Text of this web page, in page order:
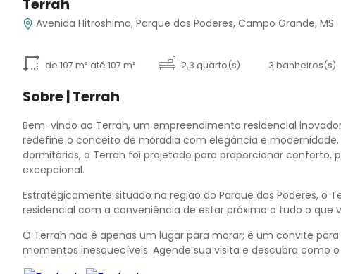
Terrah
Avenida Hitroshima, Parque dos Poderes, Campo Grande, MS
de 107 m² até 107 m² 2,3 quarto(s) 3 banheiros(s)
Sobre | Terrah
Bem-vindo ao Terrah, um empreendimento residencial
redefine o conceito de moradia com elegância e
dormitórios, o Terrah foi projetado para proporcionar conforto,
excepcional.
Estratégicamente situado na região do Parque dos Poderes, o
residencial com a conveniência de estar próximo a tudo o que
O Terrah não é apenas um lugar para morar; é um convite
momentos inesquecíveis. Agende sua visita e descubra como